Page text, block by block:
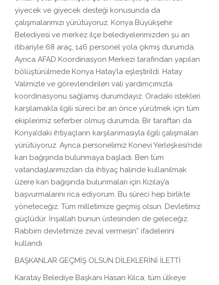
yiyecek ve giyecek desteği konusunda da
çalışmalarımızı yürütüyoruz. Konya Büyükşehir
Belediyesi ve merkez ilçe belediyelerimizden şu an
itibariyle 68 araç, 146 personel yola çıkmış durumda.
Ayrıca AFAD Koordinasyon Merkezi tarafından yapılan
bölüştürülmede Konya Hatay’la eşleştirildi. Hatay
Valimizle ve görevlendirilen vali yardımcımızla
koordinasyonu sağlamış durumdayız. Oradaki istekleri
karşılamakla ilgili süreci bir an önce yürütmek için tüm
ekiplerimiz seferber olmuş durumda. Bir taraftan da
Konya’daki ihtiyaçların karşılanmasıyla ilgili çalışmaları
yürütüyoruz. Ayrıca personelimiz Konevi Yerleşkesi’nde
kan bağışında bulunmaya başladı. Ben tüm
vatandaşlarımızdan da ihtiyaç halinde kullanılmak
üzere kan bağışında bulunmaları için Kızılay’a
başvurmalarını rica ediyorum. Bu süreci hep birlikte
yöneteceğiz. Tüm milletimize geçmiş olsun. Devletimiz
güçlüdür. İnşallah bunun üstesinden de geleceğiz.
Rabbim devletimize zeval vermesin” ifadelerini
kullandı.
BAŞKANLAR GEÇMİŞ OLSUN DİLEKLERİNİ İLETTİ
Karatay Belediye Başkanı Hasan Kılca, tüm ülkeye